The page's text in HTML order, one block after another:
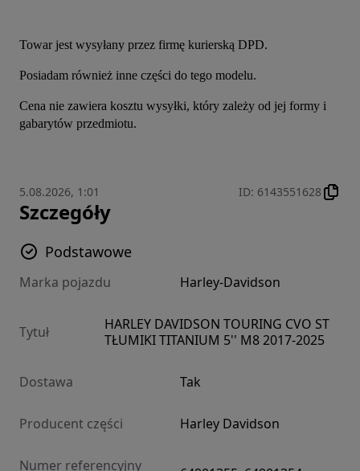
Towar jest wysyłany przez firmę kurierską DPD.
Posiadam również inne części do tego modelu.
Cena nie zawiera kosztu wysyłki, który zależy od jej formy i
gabarytów przedmiotu.
5.08.2026, 1:01 ID: 6143551628
Szczegóły
Podstawowe
Marka pojazdu Harley-Davidson
Tytuł
HARLEY DAVIDSON TOURING CVO ST
TŁUMIKI TITANIUM 5'' M8 2017-2025
Dostawa Tak
Producent części Harley Davidson
Numer referencyjny